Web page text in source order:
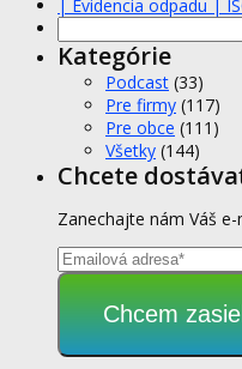
Kategórie
Podcast (33)
Pre firmy (117)
Pre obce (111)
Všetky (144)
Chcete
Zanechajte nám Váš
Chcem